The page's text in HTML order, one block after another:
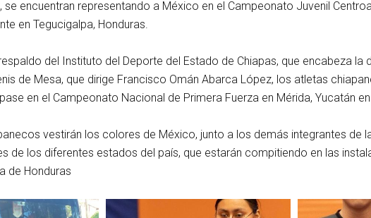
se encuentran representando a México en el Campeonato Juvenil
en Tegucigalpa, Honduras.
del Instituto del Deporte del Estado de Chiapas, que encabeza
de Mesa, que dirige Francisco Omán Abarca López, los atletas
en el Campeonato Nacional de Primera Fuerza en Mérida, Yucatán
vestirán los colores de México, junto a los demás integrantes de
de los diferentes estados del país, que estarán compitiendo en las
de Honduras